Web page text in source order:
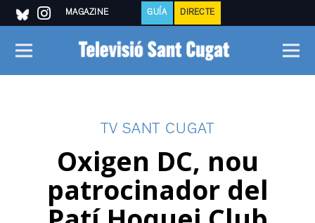
MAGAZINE GUÍA DIRECTE
TV SANT CUGAT
Oxigen DC, nou
patrocinador del